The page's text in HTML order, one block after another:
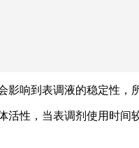
响到表调液的稳定性，
性，当表调剂使用时